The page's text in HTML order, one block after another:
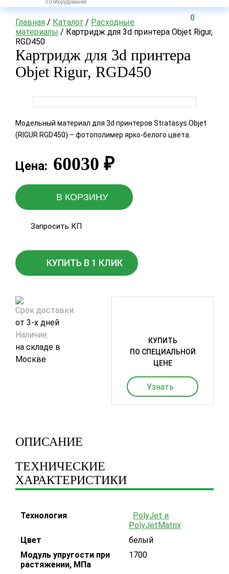
3D оборудования
0
Главная / Каталог / Расходные
материалы / Картридж для 3d принтера Objet Rigur,
RGD450
Картридж для 3d принтера
Objet Rigur, RGD450
Модельный материал для 3d принтеров Stratasys Objet
(RIGUR RGD450) – фотополимер ярко-белого цвета.
Цена: 60030 ₽
В КОРЗИНУ
Запросить КП
КУПИТЬ В 1 КЛИК
Срок доставки:
от 3-х дней
Наличие:
на складе в
Москве
КУПИТЬ
ПО СПЕЦИАЛЬНОЙ
ЦЕНЕ
Узнать
ОПИСАНИЕ
ТЕХНИЧЕСКИЕ
ХАРАКТЕРИСТИКИ
Технология
PolyJet и
PolyJetMatrix
Цвет
белый
Модуль упругости при
растяжении, МПа
1700